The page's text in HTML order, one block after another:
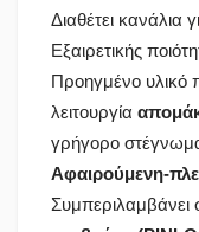
Διαθέτει κανάλια
Εξαιρετικής
Προηγμένο υλικό
λειτουργία
γρήγορο
Αφαιρούμενη-
Συμπεριλαμβάνει